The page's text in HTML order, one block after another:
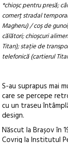
*chioșc pentru presă;
comerț stradal
Magheru) / coș de
călători; chioșcuri
Titan); stație de
telefonică (cartierul
S-au suprapus mai
care se percepe
cu un traseu
design.
Născut la Brașov în
Covrig la Institutul